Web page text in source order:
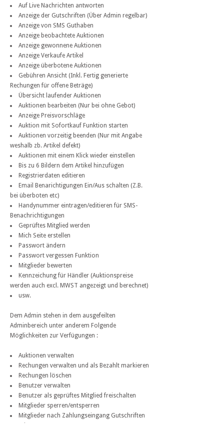
Auf Live Nachrichten antworten
Anzeige der Gutschriften (Über Admin regelbar)
Anzeige von SMS Guthaben
Anzeige beobachtete Auktionen
Anzeige gewonnene Auktionen
Anzeige Verkaufe Artikel
Anzeige überbotene Auktionen
Gebühren Ansicht (Inkl. Fertig generierte
Rechungen für offene Beträge)
Übersicht laufender Auktionen
Auktionen bearbeiten (Nur bei ohne Gebot)
Anzeige Preisvorschläge
Auktion mit Sofortkauf Funktion starten
Auktionen vorzeitig beenden (Nur mit Angabe
weshalb zb. Artikel defekt)
Auktionen mit einem Klick wieder einstellen
Bis zu 6 Bildern dem Artikel hinzufügen
Registrierdaten editieren
Email Benarichtigungen Ein/Aus schalten (Z.B.
bei überboten etc)
Handynummer eintragen/editieren für SMS-
Benachrichtigungen
Geprüftes Mitglied werden
Mich Seite erstellen
Passwort ändern
Passwort vergessen Funktion
Mitglieder bewerten
Kennzeichung für Händler (Auktionspreise
werden auch excl. MWST angezeigt und berechnet)
usw.
Dem Admin stehen in dem ausgefeilten
Adminbereich unter anderem Folgende
Möglichkeiten zur Verfügungen :
Auktionen verwalten
Rechungen verwalten und als Bezahlt markieren
Rechungen löschen
Benutzer verwalten
Benutzer als geprüftes Mitglied freischalten
Mitglieder sperren/entsperren
Mitglieder nach Zahlungseingang Gutschriften